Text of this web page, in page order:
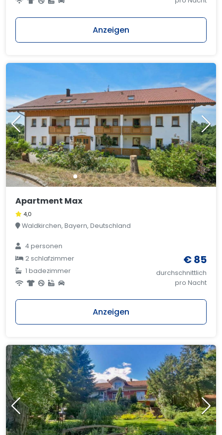
Anzeigen
Apartment Max
4,0
Waldkirchen, Bayern, Deutschland
4 personen
2 schlafzimmer
1 badezimmer
€ 85
durchschnittlich
pro Nacht
Anzeigen